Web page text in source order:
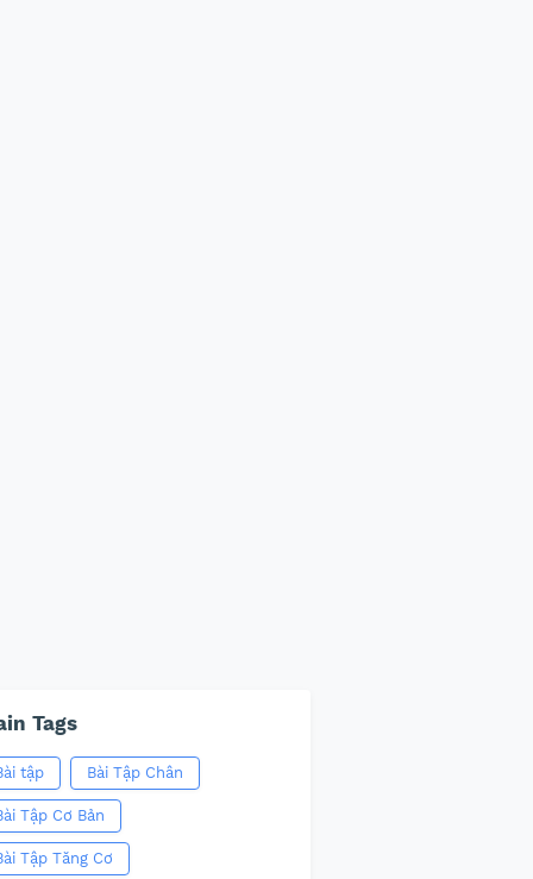
Tags
tập Bài Tập Chân
Tập Cơ Bản
Tập Tăng Cơ